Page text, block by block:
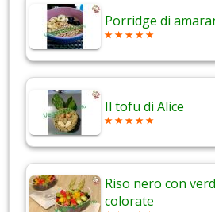
Porridge di
Il tofu di Alice
Riso nero con
colorate